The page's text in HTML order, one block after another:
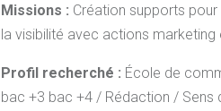
Missions : Création supports
la visibilité avec actions marketing
Profil recherché : École de
bac +3 bac +4 / Rédaction / Sens